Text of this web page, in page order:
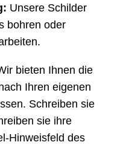
Unsere Schilder
bohren oder
bieten Ihnen die
Ihren eigenen
Schreiben sie
sie ihre
Hinweisfeld des